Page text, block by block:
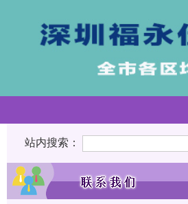
站内搜索：